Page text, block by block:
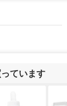
ています